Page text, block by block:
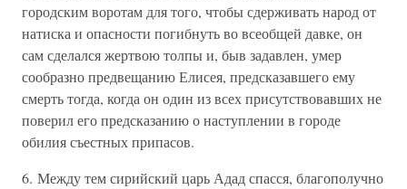
городским воротам для того, чтобы сдерживать народ от
натиска и опасности погибнуть во всеобщей давке, он
сам сделался жертвою толпы и, быв задавлен, умер
сообразно предвещанию Елисея, предсказавшего ему
смерть тогда, когда он один из всех присутствовавших не
поверил его предсказанию о наступлении в городе
обилия съестных припасов.
6. Между тем сирийский царь Адад спасся, благополучно